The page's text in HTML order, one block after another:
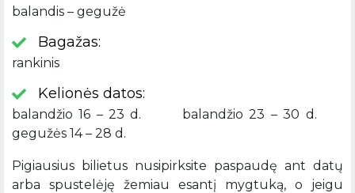
balandis – gegužė
Bagažas:
rankinis
Kelionės datos:
balandžio 16 – 23 d. balandžio 23 – 30 d.
gegužės 14 – 28 d.
Pigiausius bilietus nusipirksite paspaudę ant datų
arba spustelėję žemiau esantį mygtuką, o jeigu